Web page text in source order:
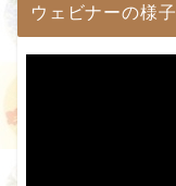
ウェビナーの様子